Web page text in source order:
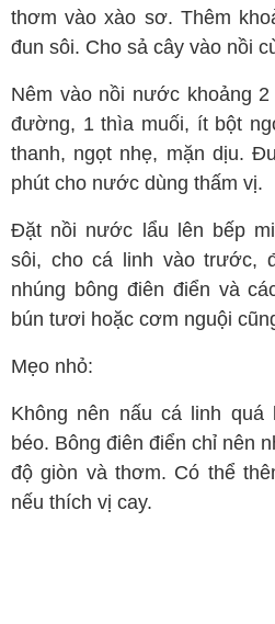
thơm vào xào sơ. Thêm
đun sôi. Cho sả cây vào nồi
Nêm vào nồi nước khoảng
đường, 1 thìa muối, ít bột
thanh, ngọt nhẹ, mặn dịu.
phút cho nước dùng thấm vị.
Đặt nồi nước lẩu lên bếp
sôi, cho cá linh vào trước,
nhúng bông điên điển và
bún tươi hoặc cơm nguội
Mẹo nhỏ:
Không nên nấu cá linh
béo. Bông điên điển chỉ nên
độ giòn và thơm. Có thể
nếu thích vị cay.